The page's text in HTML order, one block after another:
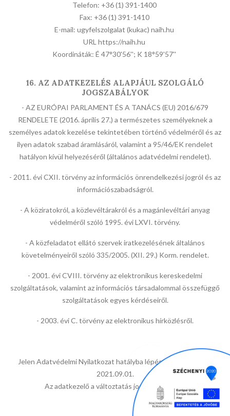
Telefon: +36 (1) 391-1400
Fax: +36 (1) 391-1410
E-mail: ugyfelszolgalat (kukac) naih.hu
URL https://naih.hu
Koordináták: É 47°30'56''; K 18°59'57''
16. AZ ADATKEZELÉS ALAPJÁUL SZOLGÁLÓ
JOGSZABÁLYOK
- AZ EURÓPAI PARLAMENT ÉS A TANÁCS (EU) 2016/679
RENDELETE (2016. április 27.) a természetes személyeknek a
személyes adatok kezelése tekintetében történő védelméről és az
ilyen adatok szabad áramlásáról, valamint a 95/46/EK rendelet
hatályon kívül helyezéséről (általános adatvédelmi rendelet).
- 2011. évi CXII. törvény az információs önrendelkezési jogról és az
információszabadságról.
- A köziratokról, a közlevéltárakról és a magánlevéltári anyag
védelméről szóló 1995. évi LXVI. törvény.
- A közfeladatot ellátó szervek iratkezelésének általános
követelményeiről szóló 335/2005. (XII. 29.) Korm. rendelet.
- 2001. évi CVIII. törvény az elektronikus kereskedelmi
szolgáltatások, valamint az információs társadalommal összefüggő
szolgáltatások egyes kérdéseiről.
- 2003. évi C. törvény az elektronikus hírközlésről.
Jelen Adatvédelmi Nyilatkozat hatályba lépésének időpontja:
2021.09.01.
​Az adatkezelő a változtatás jogát fenntartja.